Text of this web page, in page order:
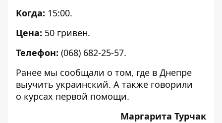
Когда: 15:00.
Цена: 50 гривен.
Телефон: (068) 682-25-57.
Ранее мы сообщали о том, где в Днепре
выучить украинский. А также говорили
о курсах первой помощи.
Маргарита Турчак